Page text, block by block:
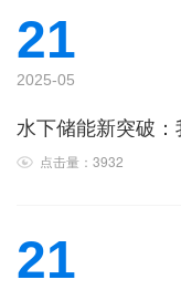
21
2025-05
水下储能新突破
点击量：3932
21